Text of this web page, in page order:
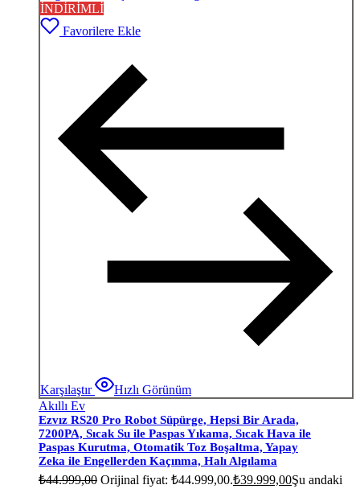
İNDİRİMLİ
Favorilere Ekle
Karşılaştır
Hızlı Görünüm
Akıllı Ev
Ezvız RS20 Pro Robot Süpürge, Hepsi Bir Arada,
7200PA, Sıcak Su ile Paspas Yıkama, Sıcak Hava ile
Paspas Kurutma, Otomatik Toz Boşaltma, Yapay
Zeka ile Engellerden Kaçınma, Halı Algılama
₺44.999,00 Orijinal fiyat: ₺44.999,00.₺39.999,00Şu andaki